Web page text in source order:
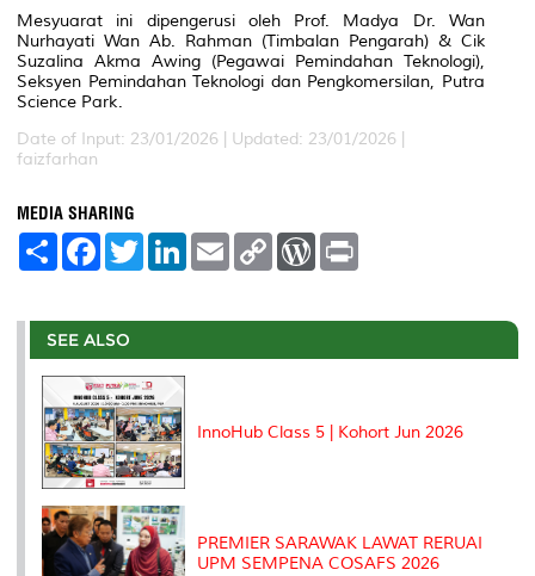
Mesyuarat ini dipengerusi oleh Prof. Madya Dr. Wan
Nurhayati Wan Ab. Rahman (Timbalan Pengarah) & Cik
Suzalina Akma Awing (Pegawai Pemindahan Teknologi),
Seksyen Pemindahan Teknologi dan Pengkomersilan, Putra
Science Park.
Date of Input: 23/01/2026 | Updated: 23/01/2026 |
faizfarhan
MEDIA SHARING
S
e
F
a
b
o
o
k
T
w
t
r
L
e
I
E
m
l
C
L
n
W
P
e
t
SEE ALSO
InnoHub Class 5 | Kohort Jun 2026
PREMIER SARAWAK LAWAT RERUAI
UPM SEMPENA COSAFS 2026